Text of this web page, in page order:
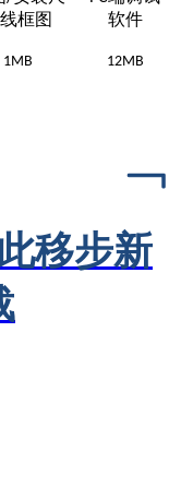
框图
软件
1MB 12MB
﹁
移步新